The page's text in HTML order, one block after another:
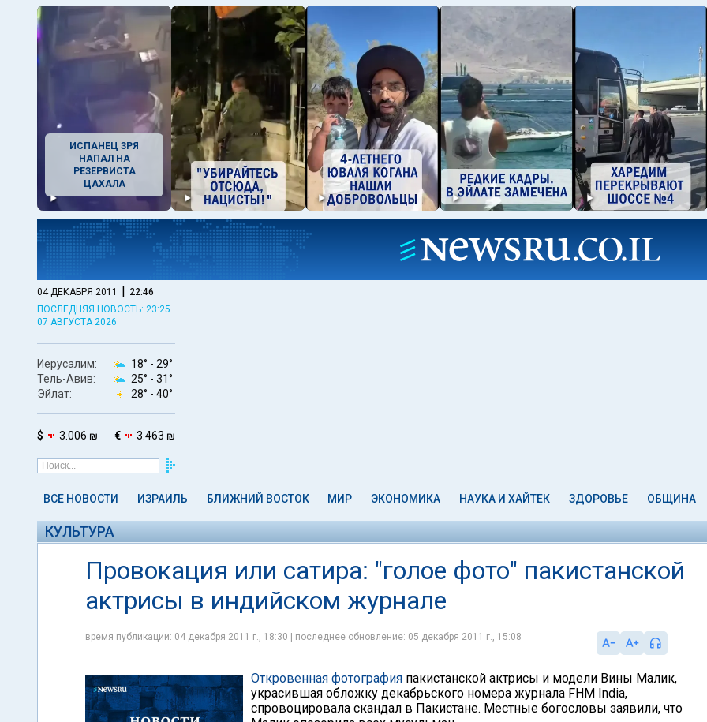
ИСПАНЕЦ ЗРЯ
НАПАЛ НА
РЕЗЕРВИСТА
ЦАХАЛА
04 ДЕКАБРЯ 2011 | 22:46
ПОСЛЕДНЯЯ НОВОСТЬ: 23:25
07 АВГУСТА 2026
Иерусалим: 18° - 29°
Тель-Авив:
25° - 31°
Эйлат:
28° - 40°
$ 3.006 ₪ € 3.463 ₪
ВСЕ НОВОСТИ ИЗРАИЛЬ БЛИЖНИЙ ВОСТОК МИР ЭКОНОМИКА НАУКА И ХАЙТЕК ЗДОРОВЬЕ ОБЩИНА
КУЛЬТУРА
Провокация или сатира: "голое фото" пакистанской
актрисы в индийском журнале
время публикации: 04 декабря 2011 г., 18:30 | последнее обновление: 05 декабря 2011 г., 15:08
Откровенная фотография пакистанской актрисы и модели Вины Малик,
украсившая обложку декабрьского номера журнала FHМ India,
спровоцировала скандал в Пакистане. Местные богословы заявили, что